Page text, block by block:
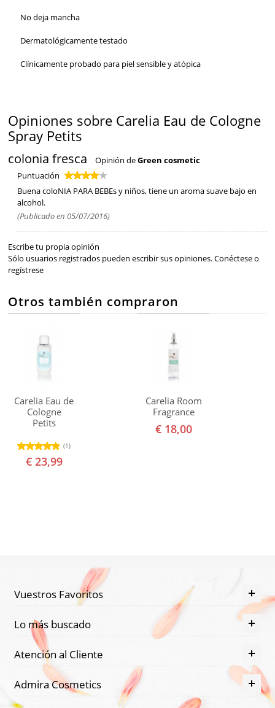
No deja mancha
Dermatológicamente testado
Clínicamente probado para piel sensible y atópica
Opiniones sobre Carelia Eau de Cologne
Spray Petits
colonia fresca Opinión deGreen cosmetic
Puntuación
Buena coloNIA PARA BEBEs y niños, tiene un aroma suave bajo en
alcohol.
(Publicado en 05/07/2016)
Escribe tu propia opinión
Sólo usuarios registrados pueden escribir sus opiniones.Conécteseo
regístrese
Otros también compraron
Carelia Eau de
Cologne
Petits
(1)
€ 23,99
Carelia Room
Fragrance
€ 18,00
Vuestros Favoritos
Lo más buscado
Atención al Cliente
Admira Cosmetics